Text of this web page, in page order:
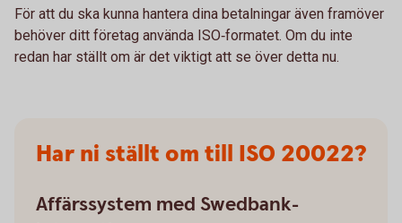
För att du ska kunna hantera dina betalningar även framöver
behöver ditt företag använda ISO‑formatet. Om du inte
redan har ställt om är det viktigt att se över detta nu.
Har ni ställt om till ISO 20022?
Affärssystem med Swedbank-